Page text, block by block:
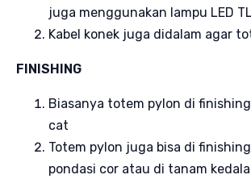
juga menggunakan lampu LED
Kabel konek juga didalam agar
FINISHING
Biasanya totem pylon di
cat
Totem pylon juga bisa di
pondasi cor atau di tanam